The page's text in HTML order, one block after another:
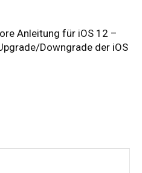
Anleitung für iOS 12 –
Downgrade der iOS